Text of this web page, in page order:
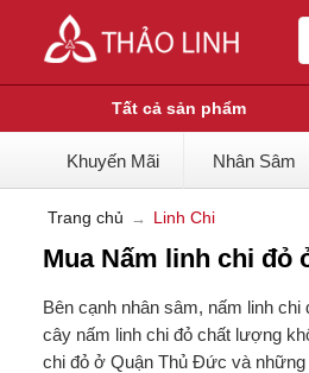
Tất cả sản phẩm
Khuyến Mãi Nhân Sâm
Trang chủ Linh Chi
Mua Nấm linh chi
Bên cạnh nhân sâm, nấm linh
cây nấm linh chi đỏ chất lượng
chi đỏ ở Quận Thủ Đức và